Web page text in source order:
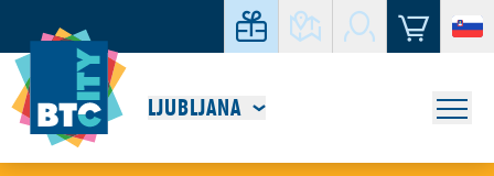
LJUBLJANA